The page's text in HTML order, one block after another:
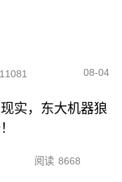
11081 08-04
实，东大机器狼
阅读 8668